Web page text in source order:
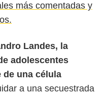
más comentadas y
Landes, la
adolescentes
de una célula
a una secuestrada